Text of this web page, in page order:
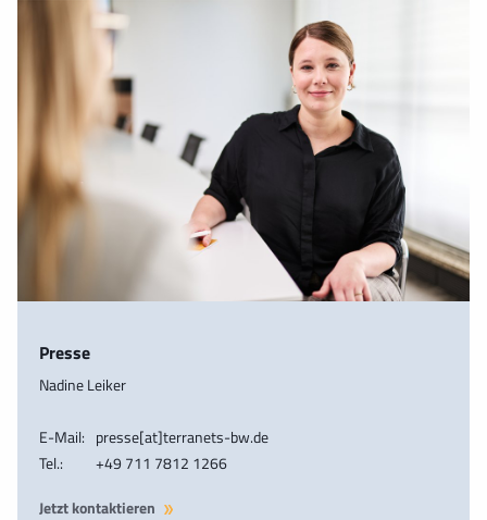
Presse
Nadine Leiker
E-Mail: presse[at]terranets-bw.de
Tel.:
+49 711 7812 1266
Jetzt kontaktieren